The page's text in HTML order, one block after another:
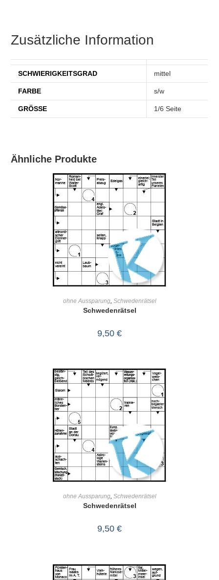
Zusätzliche Information
SCHWIERIGKEITSGRAD mittel
FARBE s/w
GRÖSSE 1/6 Seite
Ähnliche Produkte
ohne Aussparung, Schwedenrätsel
Schwedenrätsel
9,50 €
ohne Aussparung, Schwedenrätsel
Schwedenrätsel
9,50 €